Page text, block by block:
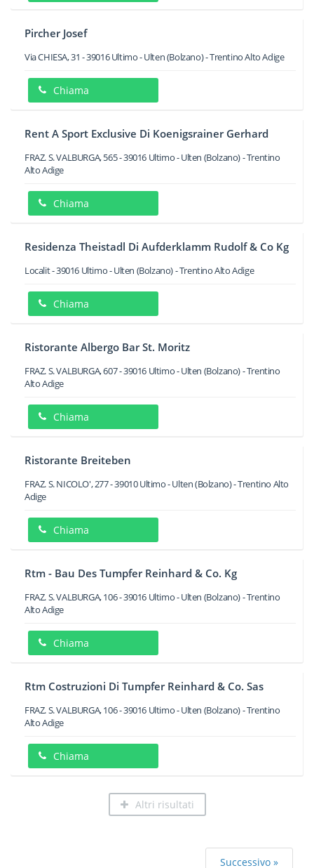
Pircher Josef
Via CHIESA, 31 -39016 Ultimo - Ulten(Bolzano) -Trentino Alto Adige
Chiama
Rent A Sport Exclusive Di Koenigsrainer Gerhard
FRAZ. S. VALBURGA, 565-39016 Ultimo - Ulten (Bolzano) -Trentino
Alto Adige
Chiama
Residenza Theistadl Di Aufderklamm Rudolf & Co Kg
Localit-39016 Ultimo - Ulten (Bolzano) -Trentino Alto Adige
Chiama
Ristorante Albergo Bar St. Moritz
FRAZ. S. VALBURGA, 607-39016 Ultimo - Ulten (Bolzano) -Trentino
Alto Adige
Chiama
Ristorante Breiteben
FRAZ. S. NICOLO', 277-39010Ultimo - Ulten(Bolzano) -Trentino Alto
Adige
Chiama
Rtm - Bau Des Tumpfer Reinhard & Co. Kg
FRAZ. S. VALBURGA, 106-39016 Ultimo - Ulten (Bolzano) -Trentino
Alto Adige
Chiama
Rtm Costruzioni Di Tumpfer Reinhard & Co. Sas
FRAZ. S. VALBURGA, 106-39016 Ultimo - Ulten (Bolzano) -Trentino
Alto Adige
Chiama
Altri risultati
Successivo »